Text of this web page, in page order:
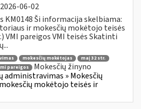
2026-06-02
KM0148 Ši informacija skelbiama:
ir mokesčių mokėtojo teisės
VMI pareigos VMI teisės Skatinti
mokesčių mokėtojas
maį 32 str.
pareigos
Mokesčių žinyno
administravimas » Mokesčių
mokėtojo teisės ir